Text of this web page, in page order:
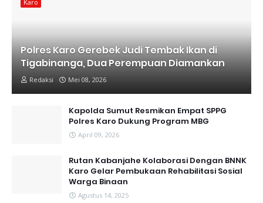
Karo
Polres Karo Gerebek Judi Tembak Ikan di
Tigabinanga, Dua Perempuan Diamankan
Redaksi Mei 08, 2026
Kapolda Sumut Resmikan Empat SPPG
Polres Karo Dukung Program MBG
April 09, 2026
Rutan Kabanjahe Kolaborasi Dengan BNNK
Karo Gelar Pembukaan Rehabilitasi Sosial
Warga Binaan
Agustus 14, 2025